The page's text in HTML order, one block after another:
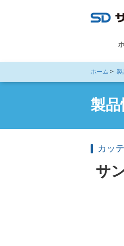
ホーム > 製
製品
カッ
サ